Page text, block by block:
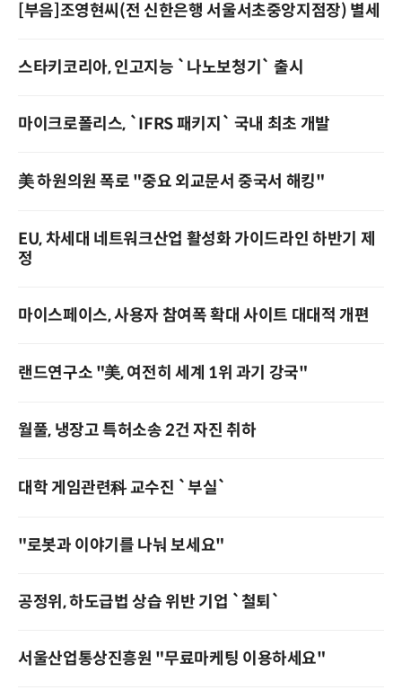
[부음]조영현씨(전 신한은행 서울서초중앙지점장) 별세
스타키코리아, 인고지능 `나노보청기` 출시
마이크로폴리스, `IFRS 패키지` 국내 최초 개발
美 하원의원 폭로 "중요 외교문서 중국서 해킹"
EU, 차세대 네트워크산업 활성화 가이드라인 하반기 제
정
마이스페이스, 사용자 참여폭 확대 사이트 대대적 개편
랜드연구소 "美, 여전히 세계 1위 과기 강국"
월풀, 냉장고 특허소송 2건 자진 취하
대학 게임관련科 교수진 `부실`
"로봇과 이야기를 나눠 보세요"
공정위, 하도급법 상습 위반 기업 `철퇴`
서울산업통상진흥원 "무료마케팅 이용하세요"